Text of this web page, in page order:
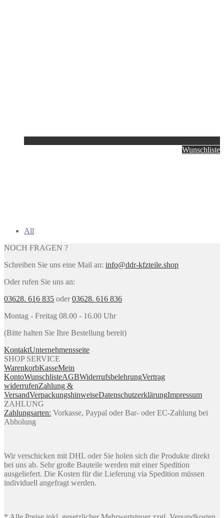
Wunschliste
All
NOCH FRAGEN ?
Schreiben Sie uns eine Mail an: info@ddr-kfzteile.shop
Oder rufen Sie uns an:
03628. 616 835 oder03628. 616 836
Montag - Freitag 08.00 - 16.00 Uhr
(Bitte halten Sie Ihre Bestellung bereit)
KontaktUnternehmensseite
SHOP SERVICE
WarenkorbKasseMein
KontoWunschlisteAGBWiderrufsbelehrungVertrag
widerrufenZahlung &
VersandVerpackungshinweiseDatenschutzerklärungImpressum
ZAHLUNG
Zahlungsarten: Vorkasse, Paypal oder Bar- oder EC-Zahlung bei
Abholung
Wir verschicken mit DHL oder Sie holen sich die Produkte direkt
bei uns ab. Sehr große Bauteile werden mit einer Spedition
ausgeliefert. Die Kosten für die Lieferung via Spedition müssen
individuell angefragt werden.